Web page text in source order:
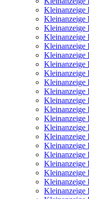
Kleinanzeige
Kleinanzeige
Kleinanzeige
Kleinanzeige
Kleinanzeige
Kleinanzeige
Kleinanzeige
Kleinanzeige
Kleinanzeige
Kleinanzeige
Kleinanzeige
Kleinanzeige
Kleinanzeige
Kleinanzeige
Kleinanzeige
Kleinanzeige
Kleinanzeige
Kleinanzeige
Kleinanzeige
Kleinanzeige
Kleinanzeige